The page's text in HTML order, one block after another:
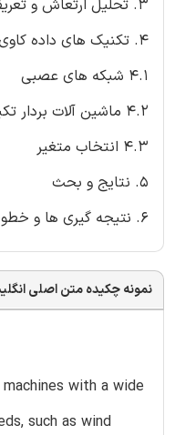
3. تحلیل ارتعاش و تعریف متغیرها
4. تکنیک های داده کاوی
4.1 شبکه های عصبی
4.2 ماشین آلات بردار تکیه گاه
4.3 انتخاب متغیر
5. نتایج و بحث
6. نتیجه گیری ها و خطوط کاری آینده
نمونه چکیده متن اصلی
with a wide
such as wind